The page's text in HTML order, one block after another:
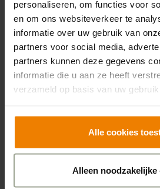
personaliseren, om functies voor
en om ons websiteverkeer te
informatie over uw gebruik van
partners voor social media,
partners kunnen deze gegevens
informatie die u aan ze heeft
verzameld op basis van uw
Alle cookies
Alleen noodzakelijke
gevoel van vroeger, uitstapje
lekker op het vuistje opeten riep
brommers kwamen voorrijden en
tussenstop van een heerlijk ijsje
Prachtig om te zien hoe mensen
Lindenhof, medewerkers,
de buurtgenoten, de mensen van
allemaal op hun balkon anderen
kijken. Na ruim een half uur reed